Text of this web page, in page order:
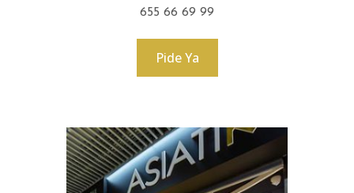
655 66 69 99
Pide Ya